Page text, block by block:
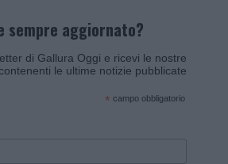
sempre aggiornato?
di Gallura Oggi e ricevi le nostre
le ultime notizie pubblicate
* campo obbligatorio